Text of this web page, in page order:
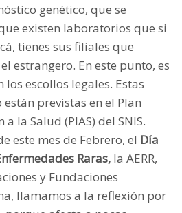
genético, que se
existen laboratorios que si
tienes sus filiales que
estrangero. En este punto, es
escollos legales. Estas
previstas en el Plan
la Salud (PIAS) del SNIS.
este mes de Febrero, el Día
Raras, la AERR,
y Fundaciones
llamamos a la reflexión por